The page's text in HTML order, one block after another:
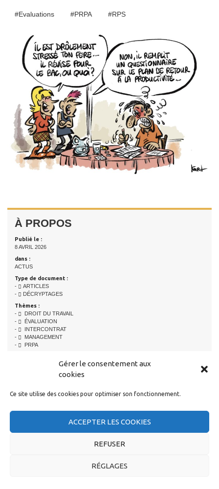
Gérer le consentement aux
cookies
Ce site utilise des cookies pour optimiser son fonctionnement.
ACCEPTER LES COOKIES
REFUSER
RÉGLAGES
#Evaluations #PRPA #RPS
À PROPOS
Publié le :
8 AVRIL 2026
dans :
ACTUS
Type de document :
-
ARTICLES
-
DÉCRYPTAGES
Thèmes :
-
DROIT DU TRAVAIL
-
ÉVALUATION
-
INTERCONTRAT
-
MANAGEMENT
-
PRPA
- Suivi du temps de travail
- Flash CSE INFRA Capgemini – Août 2025